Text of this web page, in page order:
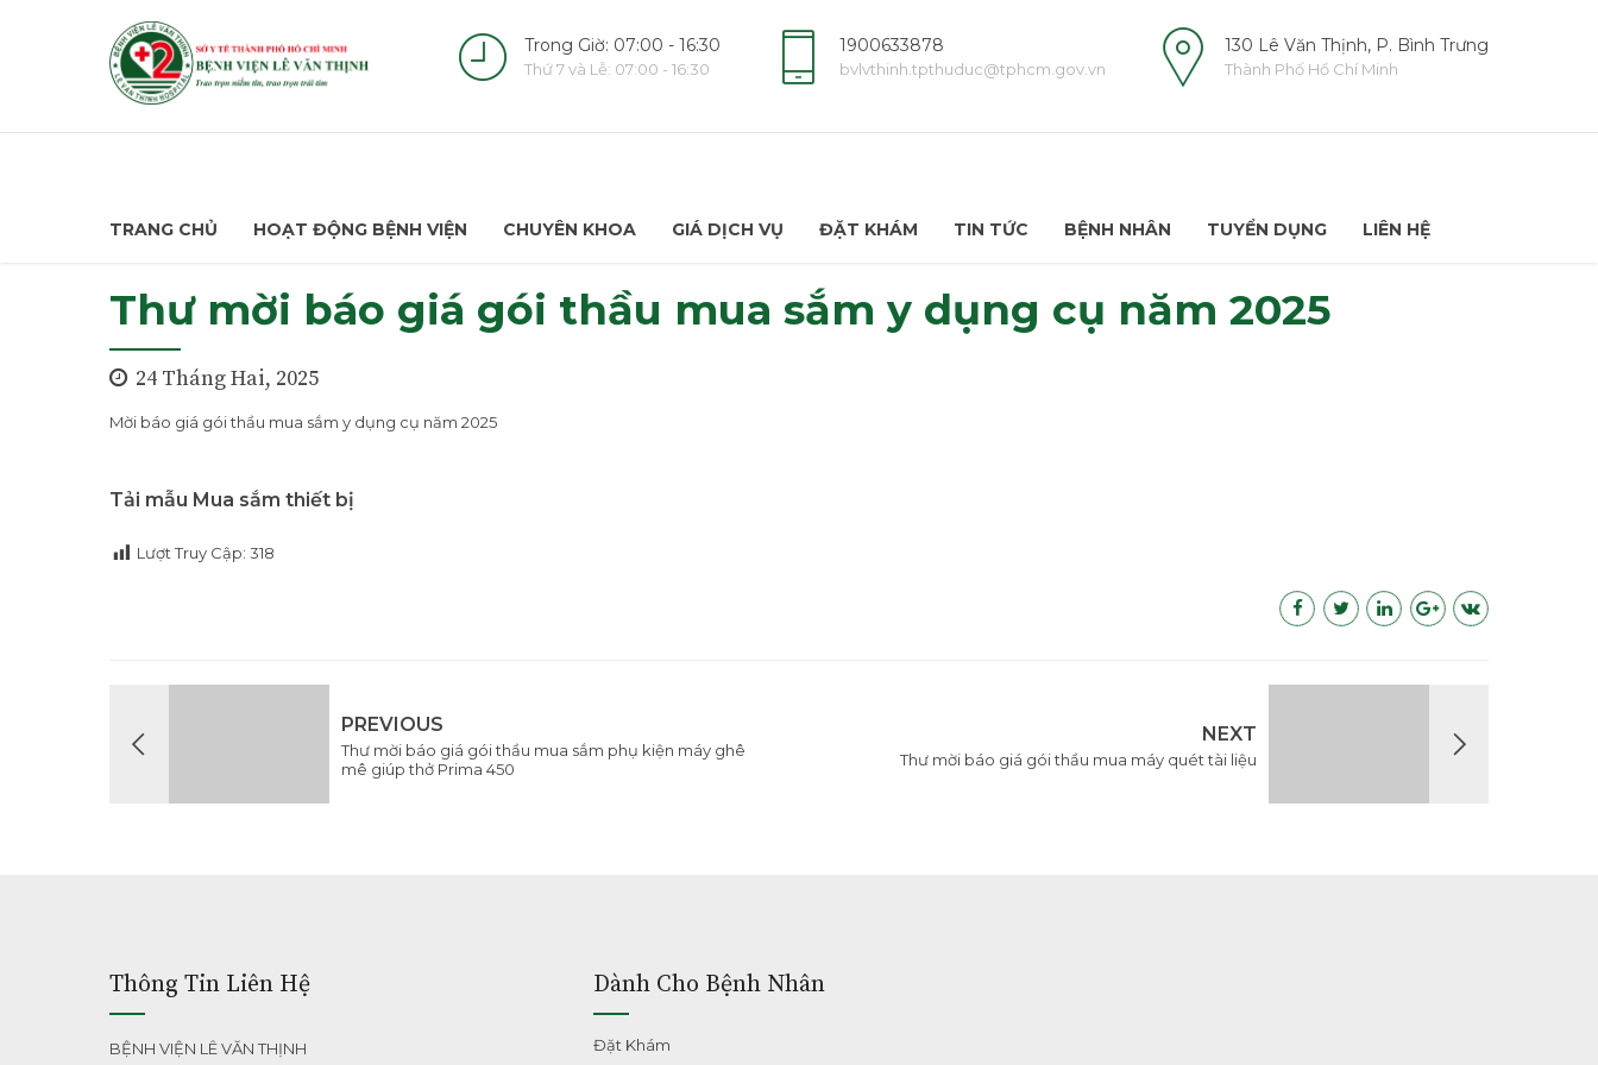
Trong Giờ: 07:00 - 16:30
Thứ 7 và Lễ: 07:00 - 16:30
1900633878
bvlvthinh.tpthuduc@tphcm.gov.vn
130 Lê Văn Thịnh, P. Bình Trưng
Thành Phố Hồ Chí Minh
TRANG CHỦ HOẠT ĐỘNG BỆNH VIỆN CHUYÊN KHOA GIÁ DỊCH VỤ ĐẶT KHÁM TIN TỨC BỆNH NHÂN TUYỂN DỤNG LIÊN HỆ
Thư mời báo giá gói thầu mua sắm y dụng cụ năm 2025
24 Tháng Hai, 2025
Mời báo giá gói thầu mua sắm y dụng cụ năm 2025
Tải mẫu Mua sắm thiết bị
Lượt Truy Cập: 318
PREVIOUS
Thư mời báo giá gói thầu mua sắm phụ kiện máy ghê
mê giúp thở Prima 450
NEXT
Thư mời báo giá gói thầu mua máy quét tài liệu
Thông Tin Liên Hệ
BỆNH VIỆN LÊ VĂN THỊNH
Dành Cho Bệnh Nhân
Đặt Khám